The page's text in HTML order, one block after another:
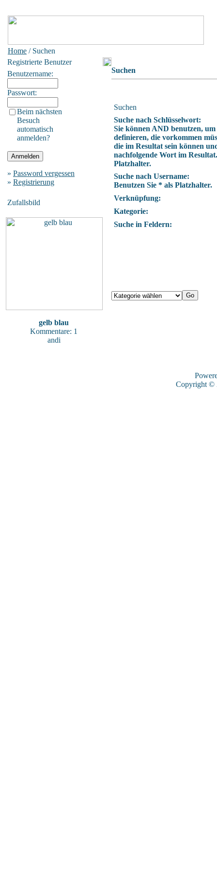
Home / Suchen
Registrierte Benutzer
Benutzername:
Passwort:
Beim nächsten
Besuch
automatisch
anmelden?
» Password vergessen
» Registrierung
Zufallsbild
gelb blau
Kommentare: 1
andi
Suchen
Suchen
Suche nach Schlüsselwort:
Sie können AND benutzen,
definieren, die vorkommen
die im Resultat sein können
nachfolgende Wort im
Platzhalter.
Suche nach Username:
Benutzen Sie * als Platzhalter.
Verknüpfung:
Kategorie:
Suche in Feldern:
Copyright ©